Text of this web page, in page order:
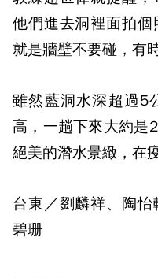
他們進去洞裡面拍
就是牆壁不要碰，有
雖然藍洞水深超過5
高，一趟下來大約是
絕美的潛水景緻，在
台東／劉麟祥、陶
碧珊